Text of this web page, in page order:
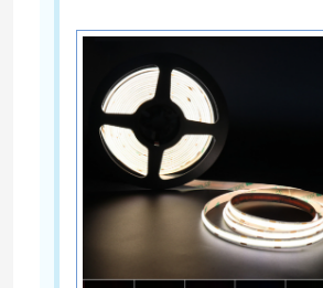
Rail de lumière de voie de LED
profil en aluminium mené
lumière accrochante linéaire